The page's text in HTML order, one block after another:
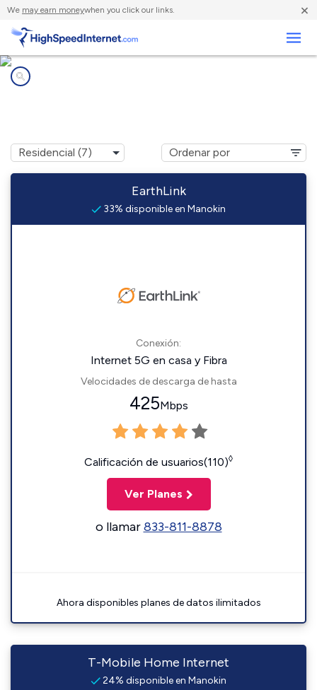
We may earn moneywhen you click our links. ×
EarthLink
33% disponible en Manokin
Conexión:
Internet 5G en casa y Fibra
Velocidades de descarga de hasta
425Mbps
Calificación de usuarios(110)◊
Ver Planes
o llamar833-811-8878
Ahora disponibles planes de datos ilimitados
T-Mobile Home Internet
24% disponible en Manokin